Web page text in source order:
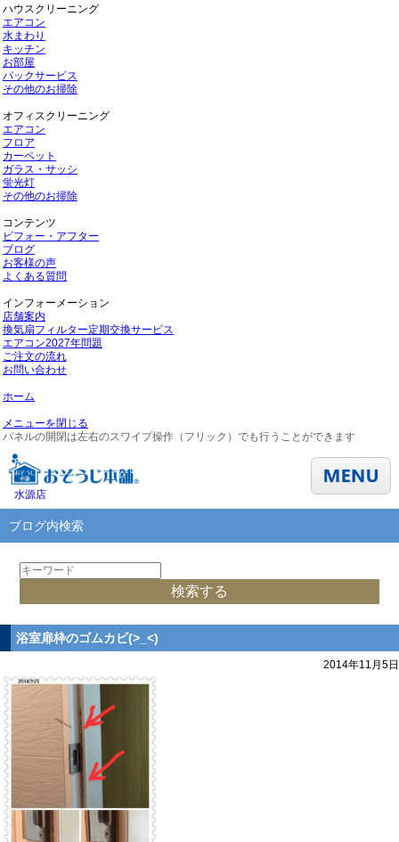
ハウスクリーニング
エアコン
水まわり
キッチン
お部屋
パックサービス
その他のお掃除
オフィスクリーニング
エアコン
フロア
カーペット
ガラス・サッシ
蛍光灯
その他のお掃除
コンテンツ
ビフォー・アフター
ブログ
お客様の声
よくある質問
インフォーメーション
店舗案内
換気扇フィルター定期交換サービス
エアコン2027年問題
ご注文の流れ
お問い合わせ
ホーム
メニューを閉じる
パネルの開閉は左右のスワイプ操作（フリック）でも行うことができます
水源店
ブログ内検索
浴室扉枠のゴムカビ(>_<)
2014年11月5日